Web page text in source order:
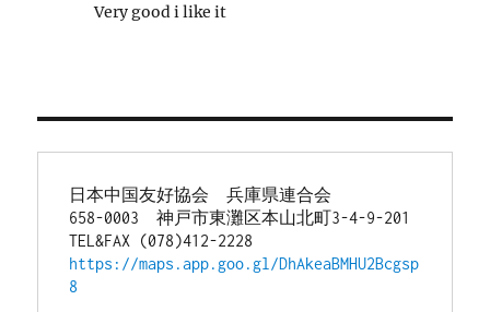
Very good i like it
日本中国友好協会　兵庫県連合会
658-0003　神戸市東灘区本山北町3-4-9-201
TEL&FAX (078)412-2228
https://maps.app.goo.gl/DhAkeaBMHU2Bcgsp
8